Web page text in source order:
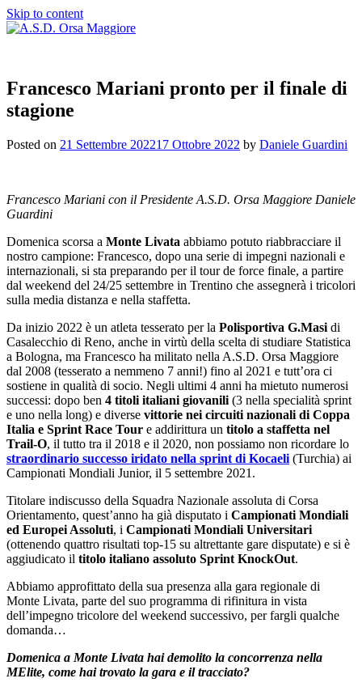
Skip to content
Francesco Mariani pronto per il finale di
stagione
Posted on 21 Settembre 202217 Ottobre 2022 by Daniele Guardini
Francesco Mariani con il Presidente A.S.D. Orsa Maggiore Daniele
Guardini
Domenica scorsa a Monte Livata abbiamo potuto riabbracciare il
nostro campione: Francesco, dopo una serie di impegni nazionali e
internazionali, si sta preparando per il tour de force finale, a partire
dal weekend del 24/25 settembre in Trentino che assegnerà i tricolori
sulla media distanza e nella staffetta.
Da inizio 2022 è un atleta tesserato per la Polisportiva G.Masi di
Casalecchio di Reno, anche in virtù della scelta di studiare Statistica
a Bologna, ma Francesco ha militato nella A.S.D. Orsa Maggiore
dal 2008 (tesserato a nemmeno 7 anni!) fino al 2021 e tutt’ora ci
sostiene in qualità di socio. Negli ultimi 4 anni ha mietuto numerosi
successi: dopo ben 4 titoli italiani giovanili (3 nella specialità sprint
e uno nella long) e diverse vittorie nei circuiti nazionali di Coppa
Italia e Sprint Race Tour e addirittura un titolo a staffetta nel
Trail-O, il tutto tra il 2018 e il 2020, non possiamo non ricordare lo
straordinario successo iridato nella sprint di Kocaeli (Turchia) ai
Campionati Mondiali Junior, il 5 settembre 2021.
Titolare indiscusso della Squadra Nazionale assoluta di Corsa
Orientamento, quest’anno ha già disputato i Campionati Mondiali
ed Europei Assoluti, i Campionati Mondiali Universitari
(ottenendo quattro risultati top-15 su altrettante gare disputate) e si è
aggiudicato il titolo italiano assoluto Sprint KnockOut.
Abbiamo approfittato della sua presenza alla gara regionale di
Monte Livata, parte del suo programma di rifinitura in vista
dell’impegno tricolore del weekend successivo, per fargli qualche
domanda…
Domenica a Monte Livata hai demolito la concorrenza nella
MElite, come hai trovato la gara e il tracciato?